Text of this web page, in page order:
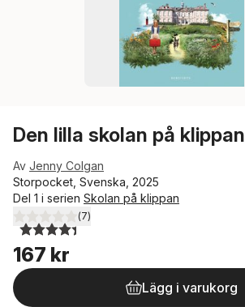
Den lilla skolan på klippan
Av Jenny Colgan
Storpocket, Svenska, 2025
Del 1 i serien Skolan på klippan
4,4utav 5 stjärnor. Totalt antal röster:
(7)
167 kr
Lägg i varukorg